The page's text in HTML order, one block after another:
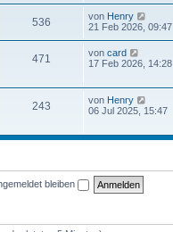
e
t
r
g
t
e
r
e
t
a
g
536 von Henry
e
s
t
r
e
t
r
21 Feb 2026, 09:47
471 von card
e
s
t
e
B
t
r
a
17 Feb 2026, 14:28
243 von Henry
e
s
r
r
06 Jul 2025, 15:47
bleiben